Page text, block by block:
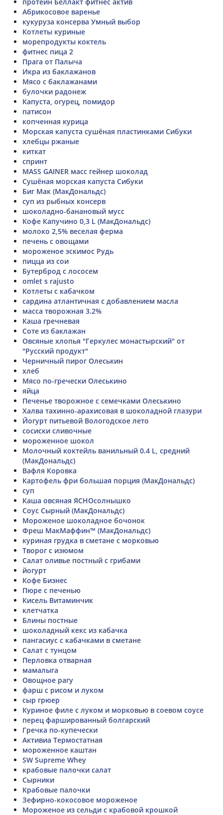
Абрикосовое варенье
кукуруза консерва Умный выбор
Котлеты куриные
морепродукты коктель
фитнес пица 2
Прага от Палыча
Икра из баклажанов
Мясо с баклажанами
булочки радонеж
Капуста, огурец, помидор
патисон
копченная курица
Морская капуста сушёная пластинками Сибуки
хлебцы ржаные
киткат
спринт
MASS GAINER масс гейнер шоколад
Сушёная морская капуста Сибуки
Биг Мак (МакДональдс)
суп из рыбных консерв
шоколадно-банановый мусс
Кофе Капучино 0,3 L (МакДональдс)
молоко 2,5% веселая ферма
печень с овощами
мороженое эскимос Рудь
пицца из сои
Бутерброд с лососем
omlet s rajusto
Котлеты с кабачком
сардина атлантичная с добавлением масла
масса творожная 3.2%
Каша гречневая
Соте из баклажан
Овсяные хлопья "Геркулес монастырский" от
"Русский продукт"
Черничный пирог Олеськин
хлеб
Мясо по-гречески Олеськино
яйца
Печенье творожное с семечками Олеськино
Халва тахинно-арахисовая в шоколадной глазури
Йогурт питьевой Вологодское лето
сосиски сливочные
мороженное шокол
Молочный коктейль ванильный 0.4 L, средний
(МакДональдс)
Вафля Коровка
Картофель фри большая порция (МакДональдс)
суп
Каша овсяная ЯСНОсолнышко
Соус Сырный (МакДональдс)
Мороженое шоколадное бочонок
Фреш МакМаффин™ (МакДональдс)
куриная грудка в сметане с морковью
Творог с изюмом
Салат оливье постный с грибами
йогурт
Кофе Бизнес
Пюре с печенью
Кисель Витаминчик
клетчатка
Блины постные
шоколадный кекс из кабачка
пангасиус с кабачками в сметане
Салат с тунцом
Перловка отварная
мамалыга
Овощное рагу
фарш с рисом и луком
сыр грюер
Куриное филе с луком и морковью в соевом соусе
перец фаршированный болгарский
Гречка по-купечески
Активиа Термостатная
мороженное каштан
SW Supreme Whey
крабовые палочки салат
Сырники
Крабовые палочки
Зефирно-кокосовое мороженое
Мороженое из сельди с крабовой крошкой